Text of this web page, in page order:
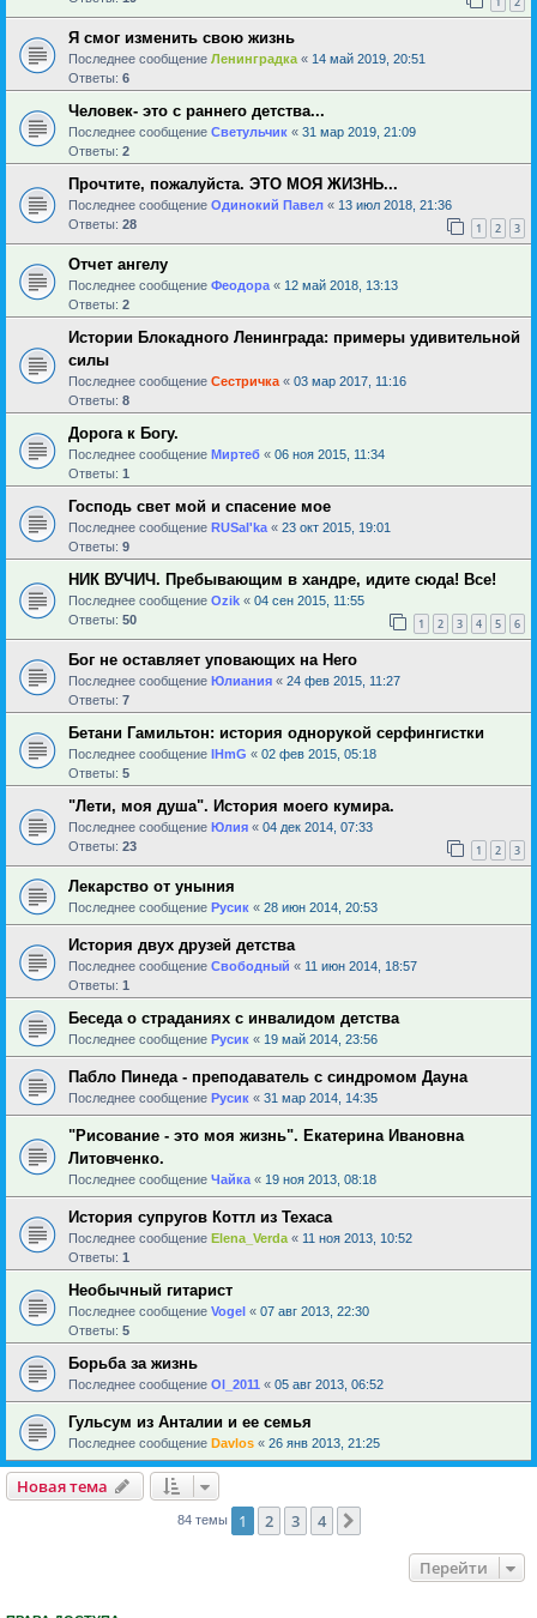
Я смог изменить свою жизнь
Последнее сообщение Ленинградка « 14 май 2019, 20:51
Ответы: 6
Человек- это с раннего детства...
Последнее сообщение Светульчик « 31 мар 2019, 21:09
Ответы: 2
Прочтите, пожалуйста. ЭТО МОЯ ЖИЗНЬ...
Последнее сообщение Одинокий Павел « 13 июл 2018, 21:36
Ответы: 28 1 2 3
Отчет ангелу
Последнее сообщение Феодора « 12 май 2018, 13:13
Ответы: 2
Истории Блокадного Ленинграда: примеры удивительной
силы
Последнее сообщение Сестричка « 03 мар 2017, 11:16
Ответы: 8
Дорога к Богу.
Последнее сообщение Миртеб « 06 ноя 2015, 11:34
Ответы: 1
Господь свет мой и спасение мое
Последнее сообщение RUSal'ka « 23 окт 2015, 19:01
Ответы: 9
НИК ВУЧИЧ. Пребывающим в хандре, идите сюда! Все!
Последнее сообщение Ozik « 04 сен 2015, 11:55
Ответы: 50 1 2 3 4 5 6
Бог не оставляет уповающих на Него
Последнее сообщение Юлиания « 24 фев 2015, 11:27
Ответы: 7
Бетани Гамильтон: история однорукой серфингистки
Последнее сообщение IHmG « 02 фев 2015, 05:18
Ответы: 5
"Лети, моя душа". История моего кумира.
Последнее сообщение Юлия « 04 дек 2014, 07:33
Ответы: 23 1 2 3
Лекарство от уныния
Последнее сообщение Русик « 28 июн 2014, 20:53
История двух друзей детства
Последнее сообщение Свободный « 11 июн 2014, 18:57
Ответы: 1
Беседа о страданиях с инвалидом детства
Последнее сообщение Русик « 19 май 2014, 23:56
Пабло Пинеда - преподаватель с синдромом Дауна
Последнее сообщение Русик « 31 мар 2014, 14:35
"Рисование - это моя жизнь". Екатерина Ивановна
Литовченко.
Последнее сообщение Чайка « 19 ноя 2013, 08:18
История супругов Коттл из Техаса
Последнее сообщение Elena_Verda « 11 ноя 2013, 10:52
Ответы: 1
Необычный гитарист
Последнее сообщение Vogel « 07 авг 2013, 22:30
Ответы: 5
Борьба за жизнь
Последнее сообщение Ol_2011 « 05 авг 2013, 06:52
Гульсум из Анталии и ее семья
Последнее сообщение Davlos « 26 янв 2013, 21:25
Новая тема
84 темы 1 2 3 4
Перейти